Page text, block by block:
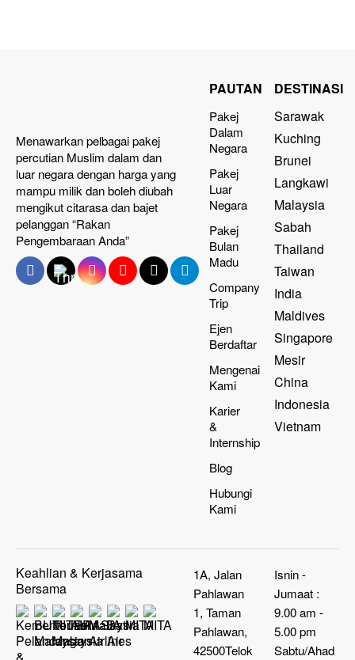
Menawarkan pelbagai pakej
percutian Muslim dalam dan
luar negara dengan harga yang
mampu milik dan boleh diubah
mengikut citarasa dan bajet
pelanggan “Rakan
Pengembaraan Anda”
PAUTAN
Pakej
Dalam
Negara
Pakej
Luar
Negara
Pakej
Bulan
Madu
Company
Trip
Ejen
Berdaftar
Mengenai
Kami
Karier
&
Internship
Blog
Hubungi
Kami
DESTINASI
Sarawak
Kuching
Brunei
Langkawi
Malaysia
Sabah
Thailand
Taiwan
India
Maldives
Singapore
Mesir
China
Indonesia
Vietnam
Keahlian & Kerjasama
Bersama
1A, Jalan
Pahlawan
1, Taman
Pahlawan,
42500Telok
Isnin -
Jumaat :
9.00 am -
5.00 pm
Sabtu/Ahad